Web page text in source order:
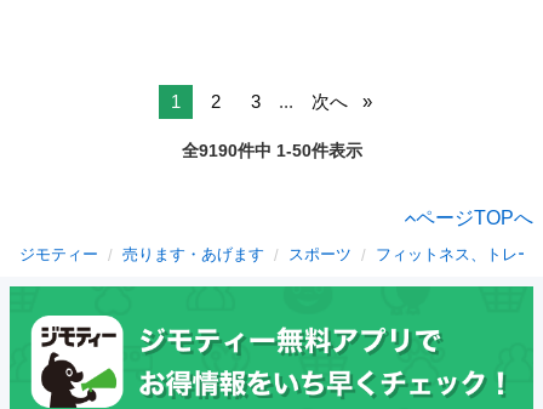
1 2 3 ... 次へ
全9190件中 1-50件表示
ページTOPへ
ジモティー 売ります・あげます スポーツ フィットネス、トレー